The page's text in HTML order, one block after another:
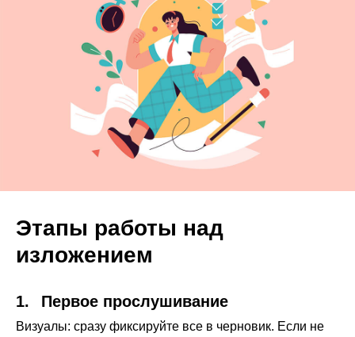
Этапы работы над
изложением
1.⠀Первое прослушивание
Визуалы: сразу фиксируйте все в черновик. Если не